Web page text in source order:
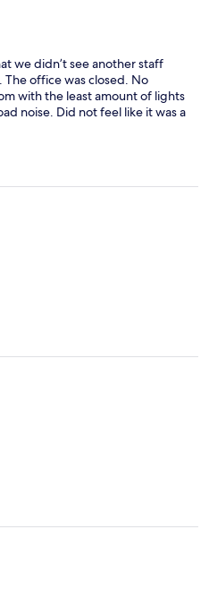
we didn’t see another staff
office was closed. No
with the least amount of lights
noise. Did not feel like it was a